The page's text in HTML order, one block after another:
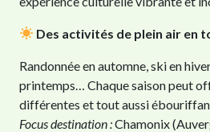
Des activités de plein air en
Randonnée en automne, ski en
printemps… Chaque saison peut
différentes et tout aussi
Focus destination :Chamonix